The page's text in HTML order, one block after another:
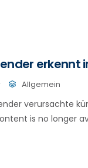
erkennt
Allgemein
verursachte
is no longer